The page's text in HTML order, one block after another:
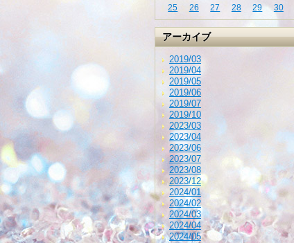
25
26 27 28 29 30
アーカイブ
2019/03
2019/04
2019/05
2019/06
2019/07
2019/10
2023/03
2023/04
2023/06
2023/07
2023/08
2023/12
2024/01
2024/02
2024/03
2024/04
2024/05